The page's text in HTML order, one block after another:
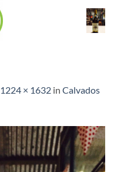
1224 × 1632 in Calvados